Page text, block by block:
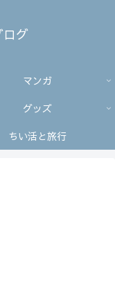
グ
マンガ
グッズ
ちい活と旅行